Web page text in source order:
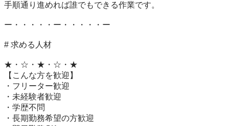
手順通り進めれば誰でもできる作業です。
ー・・・・・ー・・・・・ー
# 求める人材
★・☆・★・☆・★
【こんな方を歓迎】
・フリーター歓迎
・未経験者歓迎
・学歴不問
・長期勤務希望の方歓迎